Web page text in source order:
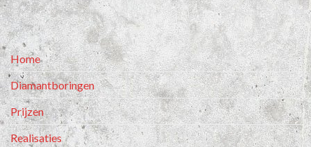
Home
Diamantboringen
Prijzen
Realisaties